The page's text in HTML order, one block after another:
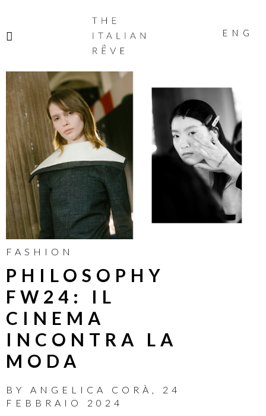
ITALIAN
RÊVE
ENG
FASHION
PHILOSOPHY
FW24: IL
CINEMA
INCONTRA LA
MODA
BY ANGELICA CORÀ
24
FEBBRAIO 2024